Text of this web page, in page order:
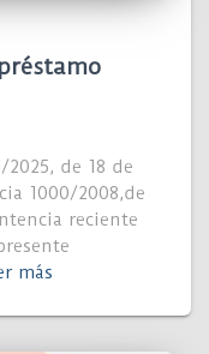
2025, de 18 de
1000/2008,de
reciente
más